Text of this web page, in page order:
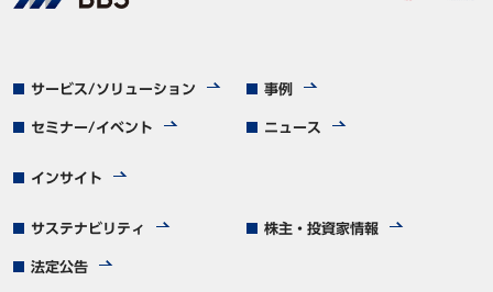
サービス/ソリューション 事例
セミナー/イベント ニュース
インサイト
サステナビリティ 株主・投資家情報
法定公告